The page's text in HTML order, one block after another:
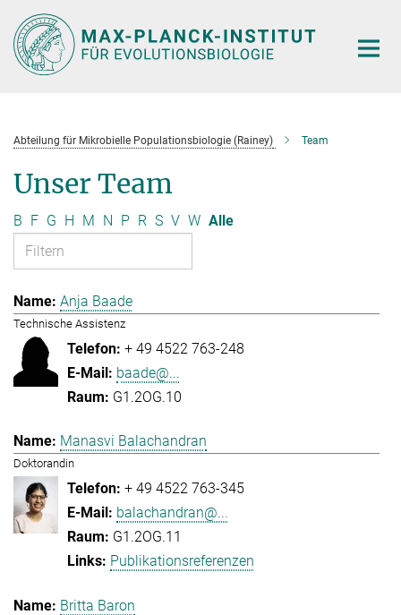
Hauptinhalt
Abteilung für Mikrobielle Populationsbiologie (Rainey) Team
Unser Team
B F G H M N P R S V W Alle
Anja Baade
Technische Assistenz
+ 49 4522 763-248
baade@...
G1.2OG.10
Manasvi Balachandran
Doktorandin
+ 49 4522 763-345
balachandran@...
G1.2OG.11
Publikationsreferenzen
Britta Baron